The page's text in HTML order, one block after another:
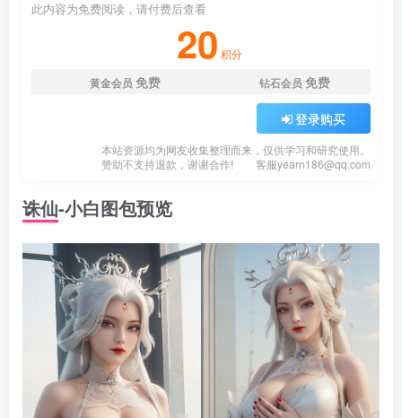
此内容为免费阅读，请付费后查看
20 积分
黄金会员 免费 钻石会员 免费
登录购买
本站资源均为网友收集整理而来，仅供学习和研究使用。
赞助不支持退款，谢谢合作!
客服yearn186@qq.com
诛仙-小白图包预览